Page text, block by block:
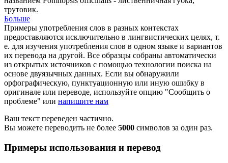
трутовик.
Больше
Примеры употребления слов в разных контекстах
предоставляются исключительно в лингвистических целях, т.
е. для изучения употребления слов в одном языке и вариантов
их перевода на другой. Все образцы собраны автоматически
из открытых источников с помощью технологии поиска на
основе двуязычных данных. Если вы обнаружили
орфографическую, пунктуационную или иную ошибку в
оригинале или переводе, используйте опцию "Сообщить о
проблеме" или напишите нам
Ваш текст переведен частично.
Вы можете переводить не более 5000 символов за один раз.
Примеры использования и перевод